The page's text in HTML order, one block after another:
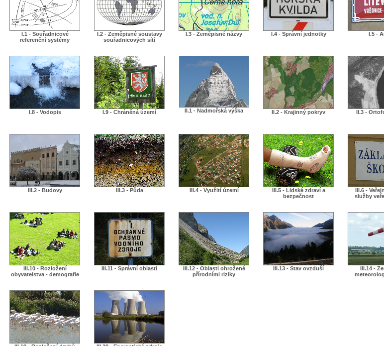
I.1 - Souřadnicové
referenční systémy
I.2 - Zeměpisné soustavy
souřadnicových sítí
I.3 - Zeměpisné názvy I.4 - Správní jednotky I.5 -
I.8 - Vodopis I.9 - Chráněná území II.1 - Nadmořská výška II.2 - Krajinný pokryv II.3 -
III.2 - Budovy III.3 - Půda III.4 - Využití území
III.5 - Lidské zdraví a
bezpečnost
III.6 -
služby
III.10 - Rozložení
obyvatelstva - demografie
III.11 - Správní oblasti
III.12 - Oblasti ohrožené
přírodními riziky
III.13 - Stav ovzduší
III.14 -